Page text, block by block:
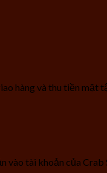
hàng và thu tiền mặt
tài khoản của Crab